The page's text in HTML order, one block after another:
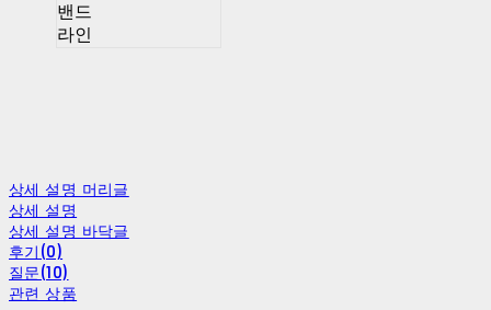
밴드
라인
상세 설명 머리글
상세 설명
상세 설명 바닥글
후기(0)
질문(10)
관련 상품